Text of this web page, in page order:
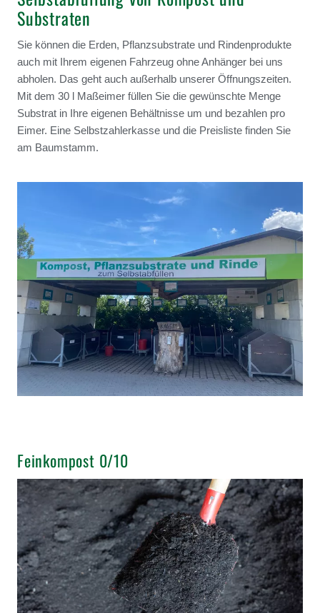
Substraten
Sie können die Erden, Pflanzsubstrate und Rindenprodukte
auch mit Ihrem eigenen Fahrzeug ohne Anhänger bei uns
abholen. Das geht auch außerhalb unserer Öffnungszeiten.
Mit dem 30 l Maßeimer füllen Sie die gewünschte Menge
Substrat in Ihre eigenen Behältnisse um und bezahlen pro
Eimer. Eine Selbstzahlerkasse und die Preisliste finden Sie
am Baumstamm.
Feinkompost 0/10